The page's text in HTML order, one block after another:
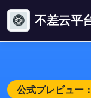
不差云平
公式プレビュー